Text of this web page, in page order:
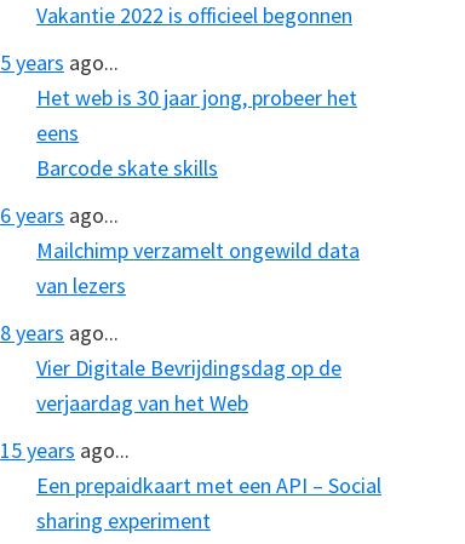
Vakantie 2022 is officieel begonnen
5 years ago...
Het web is 30 jaar jong, probeer het
eens
Barcode skate skills
6 years ago...
Mailchimp verzamelt ongewild data
van lezers
8 years ago...
Vier Digitale Bevrijdingsdag op de
verjaardag van het Web
15 years ago...
Een prepaidkaart met een API – Social
sharing experiment